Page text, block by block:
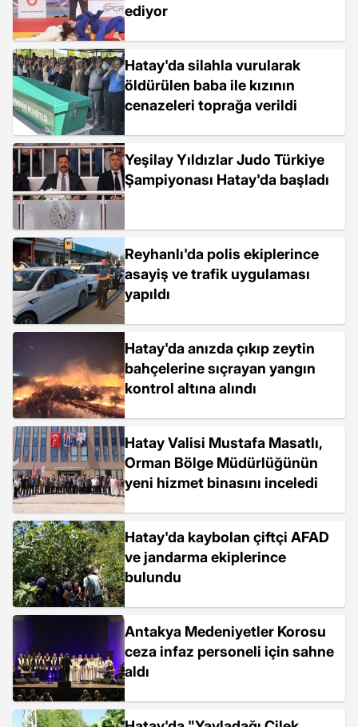
ediyor
Hatay'da silahla vurularak
öldürülen baba ile kızının
cenazeleri toprağa verildi
Yeşilay Yıldızlar Judo Türkiye
Şampiyonası Hatay'da başladı
Reyhanlı'da polis ekiplerince
asayiş ve trafik uygulaması
yapıldı
Hatay'da anızda çıkıp zeytin
bahçelerine sıçrayan yangın
kontrol altına alındı
Hatay Valisi Mustafa Masatlı,
Orman Bölge Müdürlüğünün
yeni hizmet binasını inceledi
Hatay'da kaybolan çiftçi AFAD
ve jandarma ekiplerince
bulundu
Antakya Medeniyetler Korosu
ceza infaz personeli için sahne
aldı